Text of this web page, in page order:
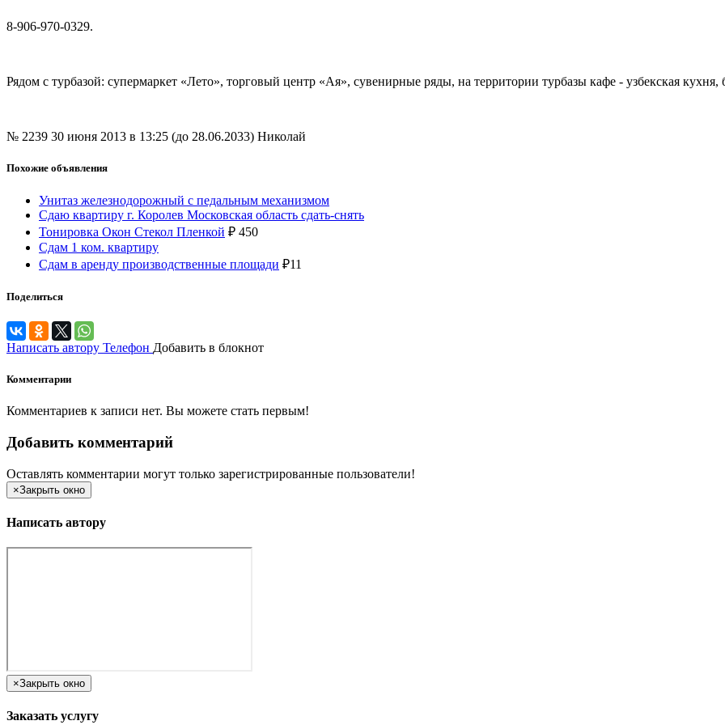
8-906-970-0329.
Рядом с турбазой: супермаркет «Лето», торговый центр «Ая», сувенирные ряды, на территории турбазы кафе - узбекская кухня,
№ 2239 30 июня 2013 в 13:25 (до 28.06.2033) Николай
Похожие объявления
Унитаз железнодорожный с педальным механизмом
Сдаю квартиру г. Королев Московская область сдать-снять
Тонировка Окон Стекол Пленкой ₽ 450
Сдам 1 ком. квартиру
Сдам в аренду производственные площади ₽11
Поделиться
Написать автору Телефон Добавить в блокнот
Комментарии
Комментариев к записи нет. Вы можете стать первым!
Добавить комментарий
Оставлять комментарии могут только зарегистрированные пользователи!
×Закрыть окно
Написать автору
×Закрыть окно
Заказать услугу